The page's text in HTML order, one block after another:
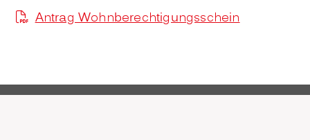
Antrag Wohnberechtigungsschein